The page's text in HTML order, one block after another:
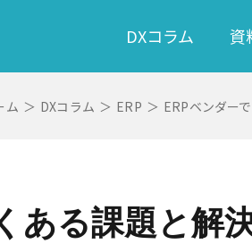
DXコラム 資
ム ＞ DXコラム ＞ ERP ＞ ERPベンダー
ある課題と解